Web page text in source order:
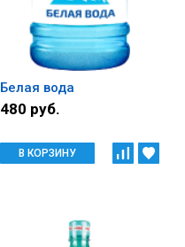
Белая вода
480 руб.
В КОРЗИНУ